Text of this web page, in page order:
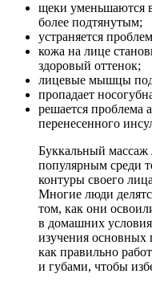
щеки уменьшаются
более подтянутым;
устраняется
кожа на лице
здоровый оттенок;
лицевые мышцы
пропадает
решается проблема
перенесенного
Буккальный массаж
популярным среди
контуры своего
Многие люди
том, как они
в домашних
изучения
как правильно
и губами, чтобы